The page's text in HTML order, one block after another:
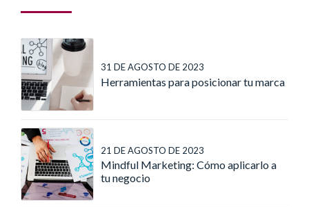
31 DE AGOSTO DE 2023
Herramientas para posicionar tu marca
21 DE AGOSTO DE 2023
Mindful Marketing: Cómo aplicarlo a
tu negocio